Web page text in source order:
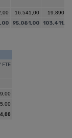
16.541,00
19.890,00
95.081,00 103.411,00